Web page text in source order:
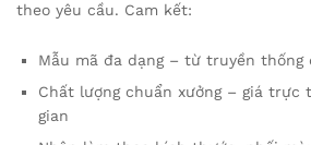
theo yêu cầu. Cam kết:
Mẫu mã đa dạng – từ truyền thống
Chất lượng chuẩn xưởng – giá trực
gian